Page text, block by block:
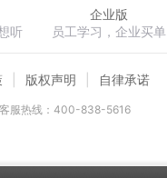
听
企业版
员工学习，企业买单
版权声明 自律承诺
客服热线：400-838-5616